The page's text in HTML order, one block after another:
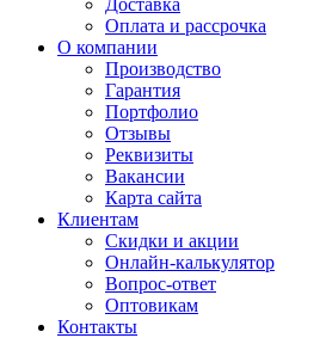
Доставка
Оплата и рассрочка
О компании
Производство
Гарантия
Портфолио
Отзывы
Реквизиты
Вакансии
Карта сайта
Клиентам
Скидки и акции
Онлайн-калькулятор
Вопрос-ответ
Оптовикам
Контакты